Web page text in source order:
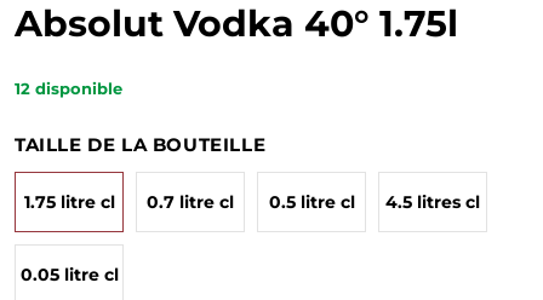
Absolut Vodka 40° 1.75l
12 disponible
TAILLE DE LA BOUTEILLE
1.75 litre cl 0.7 litre cl 0.5 litre cl 4.5 litres cl
0.05 litre cl